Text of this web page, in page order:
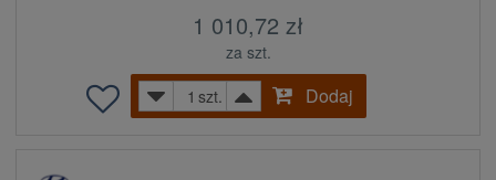
1 010,72 zł
za szt.
szt.
Dodaj